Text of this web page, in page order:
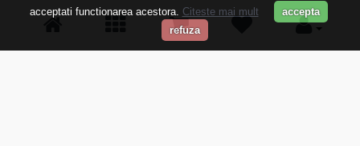
acceptati functionarea acestora. Citeste mai mult
accepta
refuza